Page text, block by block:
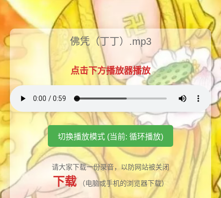
佛凭（丁丁）.mp3
点击下方播放器播放
切换播放模式 (当前: 循环播放)
请大家下载一份录音，以防网站被关闭
下载 （电脑或手机的浏览器下载）